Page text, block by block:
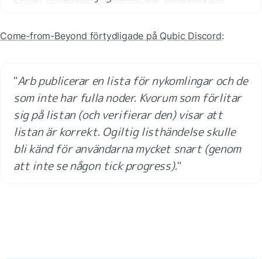
Come-from-Beyond förtydligade på Qubic Discord:
"Arb publicerar en lista för nykomlingar och de
som inte har fulla noder. Kvorum som förlitar
sig på listan (och verifierar den) visar att
listan är korrekt. Ogiltig listhändelse skulle
bli känd för användarna mycket snart (genom
att inte se någon tick progress)."